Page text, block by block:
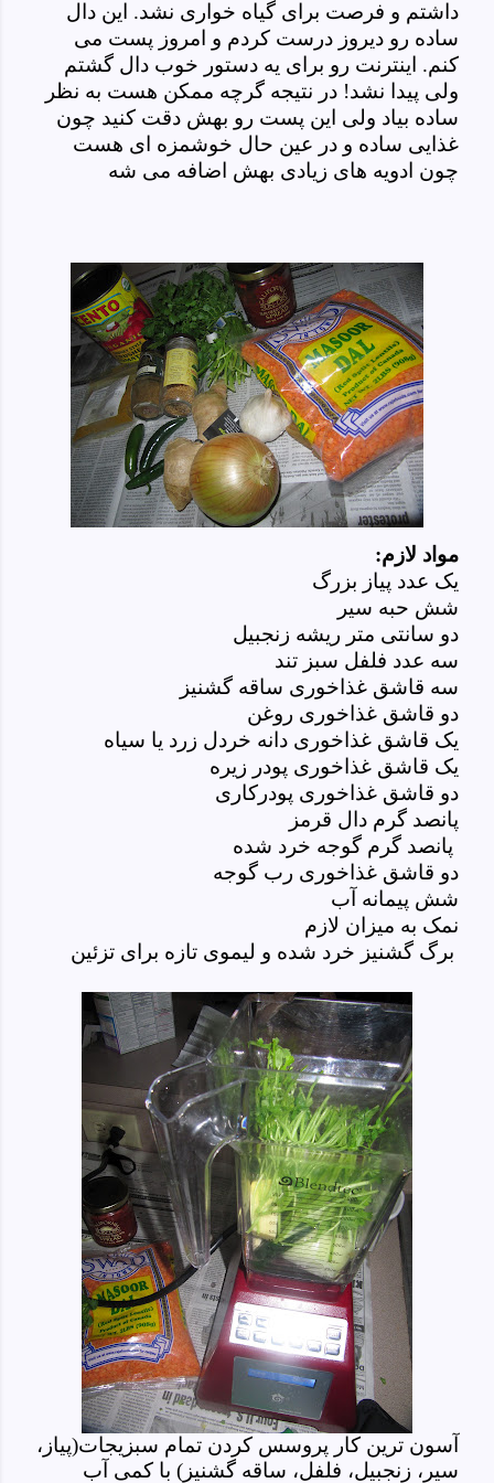
داشتم و فرصت برای گیاه خواری نشد. این دال
ساده رو دیروز درست کردم و امروز پست می
کنم. اینترنت رو برای یه دستور خوب دال گشتم
ولی پیدا نشد! در نتیجه گرچه ممکن هست به نظر
ساده بیاد ولی این پست رو بهش دقت کنید چون
غذایی ساده و در عین حال خوشمزه ای هست
چون ادویه های زیادی بهش اضافه می شه
مواد لازم:
یک عدد پیاز بزرگ
شش حبه سیر
دو سانتی متر ریشه زنجبیل
سه عدد فلفل سبز تند
سه قاشق غذاخوری ساقه گشنیز
دو قاشق غذاخوری روغن
یک قاشق غذاخوری دانه خردل زرد یا سیاه
یک قاشق غذاخوری پودر زیره
دو قاشق غذاخوری پودرکاری
پانصد گرم دال قرمز
پانصد گرم گوجه خرد شده
دو قاشق غذاخوری رب گوجه
شش پیمانه آب
نمک به میزان لازم
برگ گشنیز خرد شده و لیموی تازه برای تزئین
آسون ترین کار پروسس کردن تمام سبزیجات(پیاز،
سیر، زنجبیل، فلفل، ساقه گشنیز) با کمی آب